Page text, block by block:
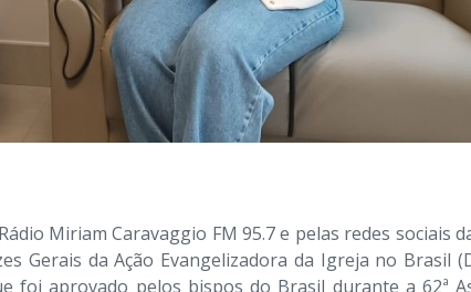
Miriam Caravaggio FM 95.7 e pelas redes sociais
da Ação Evangelizadora da Igreja no Brasil
aprovado pelos bispos do Brasil durante a 62ª